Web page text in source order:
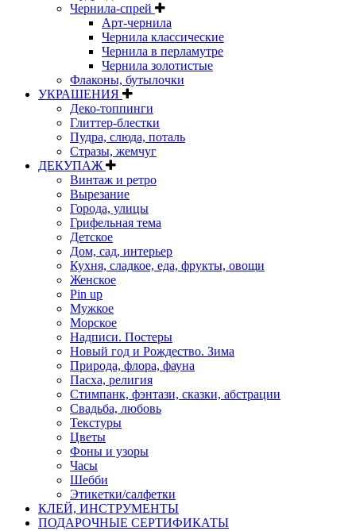
Чернила-спрей
Арт-чернила
Чернила классические
Чернила в перламутре
Чернила золотистые
Флаконы, бутылочки
УКРАШЕНИЯ
Деко-топпинги
Глиттер-блестки
Пудра, слюда, поталь
Стразы, жемчуг
ДЕКУПАЖ
Винтаж и ретро
Вырезание
Города, улицы
Грифельная тема
Детское
Дом, сад, интерьер
Кухня, сладкое, еда, фрукты, овощи
Женское
Pin up
Мужкое
Морское
Надписи. Постеры
Новый год и Рождество. Зима
Природа, флора, фауна
Пасха, религия
Стимпанк, фэнтази, сказки, абстрации
Свадьба, любовь
Текстуры
Цветы
Фоны и узоры
Часы
Шебби
Этикетки/салфетки
КЛЕЙ, ИНСТРУМЕНТЫ
ПОДАРОЧНЫЕ СЕРТИФИКАТЫ